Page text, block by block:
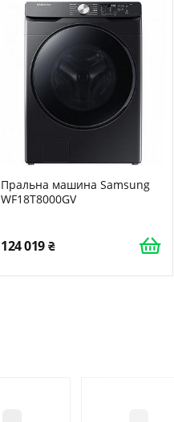
Пральна машина Samsung
WF18T8000GV
124 019